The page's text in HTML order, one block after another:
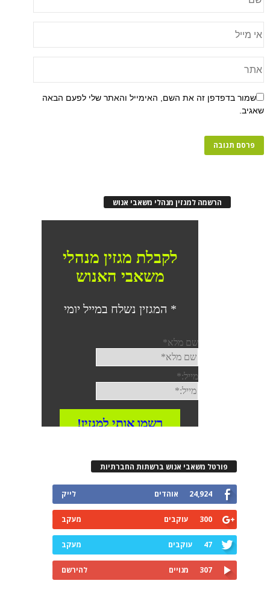
שמור בדפדפן זה את השם, האימייל והאתר שלי לפעם הבאה
שאגיב.
הרשמה למגזין מנהלי משאבי אנוש
פורטל משאבי אנוש ברשתות החברתיות
24,924 אוהדים לייק
300 עוקבים מעקב
47 עוקבים מעקב
307 מנויים להירשם